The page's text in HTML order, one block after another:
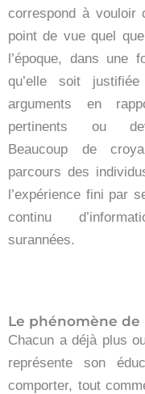
correspond à vouloir
point de vue quel
l’époque, dans une
qu’elle soit
arguments en
pertinents ou
Beaucoup de
parcours des
l’expérience fini par
continu
surannées.
Le phénomène de
Chacun a déjà plus
représente son
comporter, tout